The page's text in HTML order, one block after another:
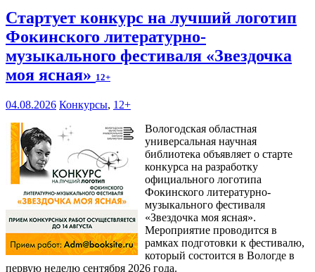
Стартует конкурс на лучший логотип
Фокинского литературно-
музыкального фестиваля «Звездочка
моя ясная» 12+
04.08.2026 Конкурсы, 12+
Вологодская областная
универсальная научная
библиотека объявляет о старте
конкурса на разработку
официального логотипа
Фокинского литературно-
музыкального фестиваля
«Звездочка моя ясная».
Мероприятие проводится в
рамках подготовки к фестивалю,
который состоится в Вологде в
первую неделю сентября 2026 года.